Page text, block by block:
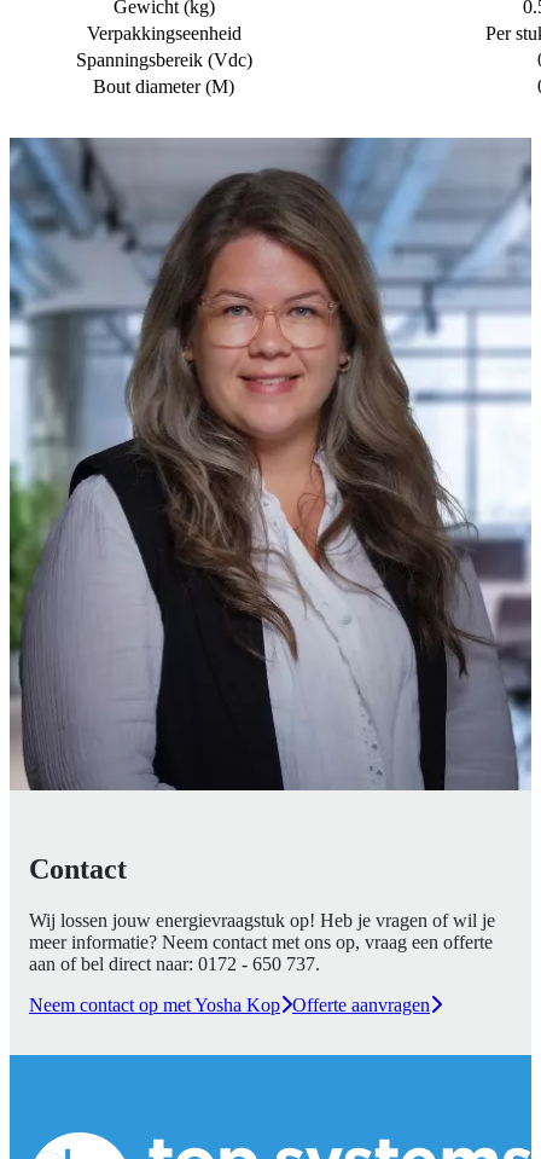
Gewicht (kg)
Verpakkingseenheid
Per
Spanningsbereik (Vdc)
Bout diameter (M)
Contact
Wij lossen jouw energievraagstuk op! Heb je vragen of wil je
meer informatie? Neem contact met ons op, vraag een offerte
aan of bel direct naar: 0172 - 650 737.
Neem contact op met Yosha Kop Offerte aanvragen